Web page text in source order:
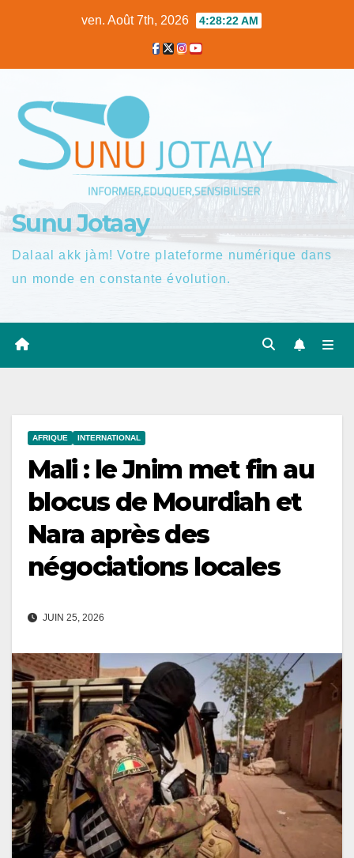
ven. Août 7th, 2026 4:28:23 AM
Sunu Jotaay
Dalaal akk jàm! Votre plateforme numérique dans
un monde en constante évolution.
AFRIQUE INTERNATIONAL
Mali : le Jnim met fin au
blocus de Mourdiah et
Nara après des
négociations locales
JUIN 25, 2026